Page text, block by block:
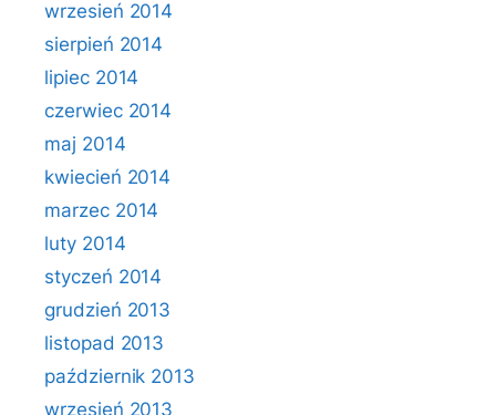
wrzesień 2014
sierpień 2014
lipiec 2014
czerwiec 2014
maj 2014
kwiecień 2014
marzec 2014
luty 2014
styczeń 2014
grudzień 2013
listopad 2013
październik 2013
wrzesień 2013